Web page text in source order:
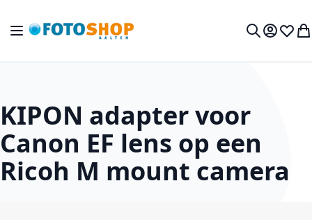
Toggle Nav
Mijn
KIPON adapter voor
Canon EF lens op een
Ricoh M mount camera